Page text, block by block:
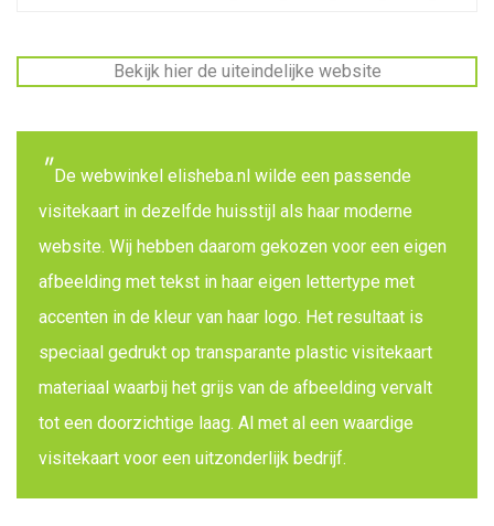
De webwinkel elisheba.nl wilde een passende
visitekaart in dezelfde huisstijl als haar moderne
website. Wij hebben daarom gekozen voor een eigen
afbeelding met tekst in haar eigen lettertype met
accenten in de kleur van haar logo. Het resultaat is
speciaal gedrukt op transparante plastic visitekaart
materiaal waarbij het grijs van de afbeelding vervalt
tot een doorzichtige laag. Al met al een waardige
visitekaart voor een uitzonderlijk bedrijf.